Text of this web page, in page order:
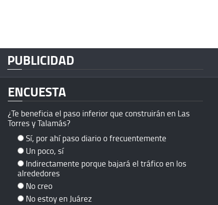
PUBLICIDAD
ENCUESTA
¿Te beneficia el paso inferior que construirán en Las
Torres y Talamás?
Sí, por ahí paso diario o frecuentemente
Un poco, sí
Indirectamente porque bajará el tráfico en los
alrededores
No creo
No estoy en Juárez